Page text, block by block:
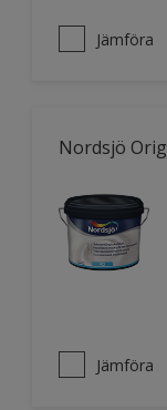
Jämföra
Nordsjö
Jämföra